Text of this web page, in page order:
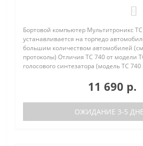
Бортовой компьютер Мультитроникс
устанавливается на торпедо
большим количеством автомобилей
протоколы) Отличия TC 740 от модели
голосового синтезатора (модель TC 740
11 690 р.
ОЖИДАНИЕ 3-5